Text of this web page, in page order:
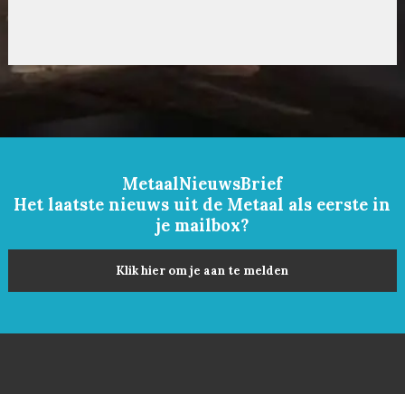
MetaalNieuwsBrief
Het laatste nieuws uit de Metaal als eerste in
je mailbox?
Klik hier om je aan te melden